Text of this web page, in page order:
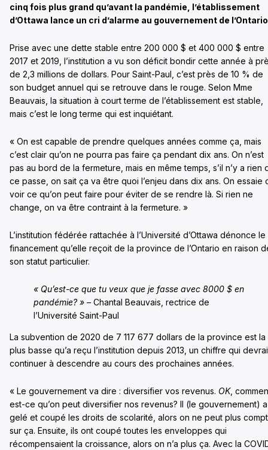
cinq fois plus grand qu’avant la pandémie, l’établissement
d’Ottawa lance un cri d’alarme au gouvernement de
Prise avec une dette stable entre 200 000 $ et 400 000 $ entre
2017 et 2019, l’institution a vu son déficit bondir cette année à
de 2,3 millions de dollars. Pour Saint-Paul, c’est près de 10 % de
son budget annuel qui se retrouve dans le rouge. Selon Mme
Beauvais, la situation à court terme de l’établissement est stable,
mais c’est le long terme qui est inquiétant.
« On est capable de prendre quelques années comme ça, mais
c’est clair qu’on ne pourra pas faire ça pendant dix ans. On n’est
pas au bord de la fermeture, mais en même temps, s’il n’y a rien
ce passe, on sait ça va être quoi l’enjeu dans dix ans. On essaie
voir ce qu’on peut faire pour éviter de se rendre là. Si rien ne
change, on va être contraint à la fermeture. »
L’institution fédérée rattachée à l’Université d’Ottawa dénonce le
financement qu’elle reçoit de la province de l’Ontario en raison
son statut particulier.
« Qu’est-ce que tu veux que je fasse avec 8000 $ en
pandémie? » –Chantal Beauvais, rectrice de
l’Université Saint-Paul
La subvention de 2020 de 7 117 677 dollars de la province est la
plus basse qu’a reçu l’institution depuis 2013, un chiffre qui
continuer à descendre au cours des prochaines années.
« Le gouvernement va dire : diversifier vos revenus. OK,
est-ce qu’on peut diversifier nos revenus? Il (le gouvernement) a
gelé et coupé les droits de scolarité, alors on ne peut plus
sur ça. Ensuite, ils ont coupé toutes les enveloppes qui
récompensaient la croissance, alors on n’a plus ça. Avec la